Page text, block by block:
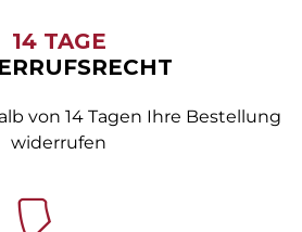
14 TAGE
von 14 Tagen Ihre Bestellung
widerrufen